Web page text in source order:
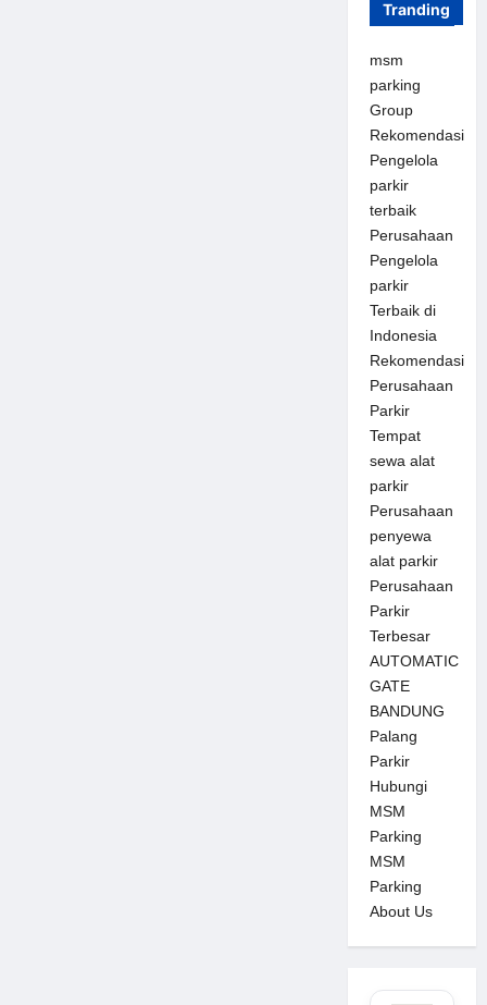
Tranding
msm
parking
Group
Rekomendasi
Pengelola
parkir
terbaik
Perusahaan
Pengelola
parkir
Terbaik di
Indonesia
Rekomendasi
Perusahaan
Parkir
Tempat
sewa alat
parkir
Perusahaan
penyewa
alat parkir
Perusahaan
Parkir
Terbesar
AUTOMATIC
GATE
BANDUNG
Palang
Parkir
Hubungi
MSM
Parking
MSM
Parking
About Us